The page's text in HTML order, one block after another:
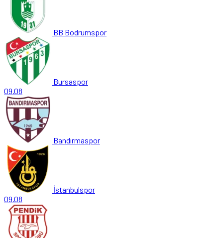
BB Bodrumspor
Bursaspor
09.08
Bandırmaspor
İstanbulspor
09.08